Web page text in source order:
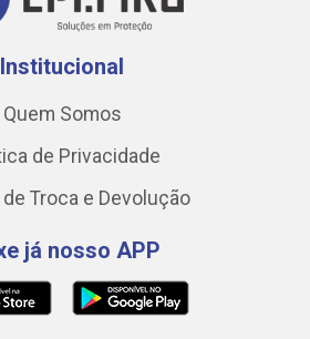
Institucional
Quem Somos
de Privacidade
Troca e Devolução
já nosso APP